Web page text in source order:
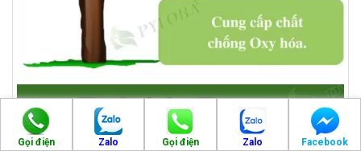
Gọi điện Zalo Gọi điện Zalo Facebook